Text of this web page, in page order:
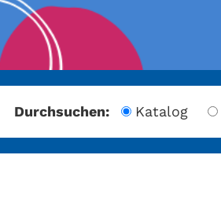
Durchsuchen: Katalog